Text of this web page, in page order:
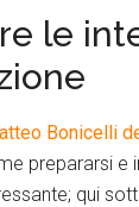
le
Bonicelli
prepararsi e
qui